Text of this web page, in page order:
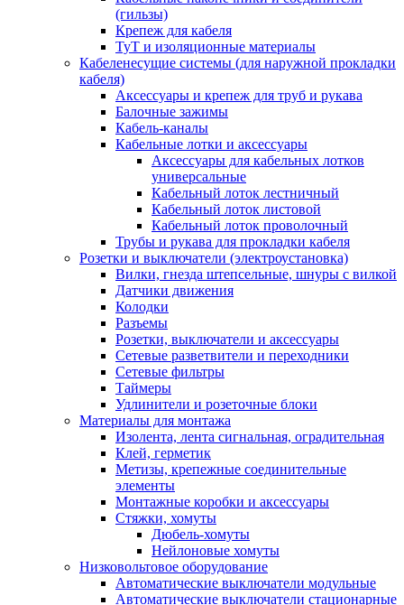
(гильзы)
Крепеж для кабеля
ТуТ и изоляционные материалы
Кабеленесущие системы (для наружной прокладки
кабеля)
Аксессуары и крепеж для труб и рукава
Балочные зажимы
Кабель-каналы
Кабельные лотки и аксессуары
Аксессуары для кабельных лотков
универсальные
Кабельный лоток лестничный
Кабельный лоток листовой
Кабельный лоток проволочный
Трубы и рукава для прокладки кабеля
Розетки и выключатели (электроустановка)
Вилки, гнезда штепсельные, шнуры с вилкой
Датчики движения
Колодки
Разъемы
Розетки, выключатели и аксессуары
Сетевые разветвители и переходники
Сетевые фильтры
Таймеры
Удлинители и розеточные блоки
Материалы для монтажа
Изолента, лента сигнальная, оградительная
Клей, герметик
Метизы, крепежные соединительные
элементы
Монтажные коробки и аксессуары
Стяжки, хомуты
Дюбель-хомуты
Нейлоновые хомуты
Низковольтовое оборудование
Автоматические выключатели модульные
Автоматические выключатели стационарные